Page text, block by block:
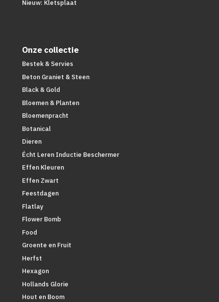
Nieuw: Kletsplaat
Onze collectie
Bestek & Servies
Beton Graniet & Steen
Black & Gold
Bloemen & Planten
Bloemenpracht
Botanical
Dieren
Écht Leren Inductie Beschermer
Effen Kleuren
Effen Zwart
Feestdagen
Flatlay
Flower Bomb
Food
Groente en Fruit
Herfst
Hexagon
Hollands Glorie
Hout en Boom